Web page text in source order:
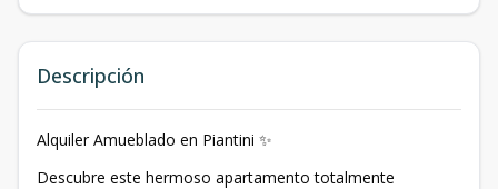
Descripción
Alquiler Amueblado en Piantini ✨
Descubre este hermoso apartamento totalmente